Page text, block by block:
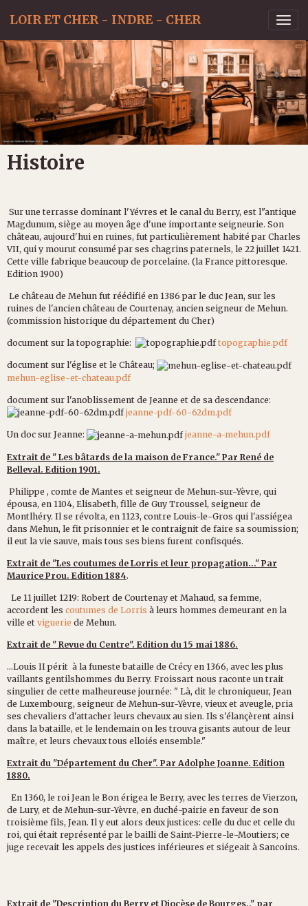
LOIR ET CHER - INDRE - CHER
Histoire
Sur une terrasse dominant l'Yévres et le canal du Berry, est l"antique
Magdunum, siège au moyen âge d'une importante seigneurie. Son
château, aujourd'hui en ruines, fut particulièrement habité par Charles
VII, qui y mourut consumé par ses chagrins paternels, le 22 juillet 1421.
Cette ville fabrique beaucoup de porcelaine. (la France pittoresque.
Edition 1900)
Le château de Mehun fut réédifié en 1386 par le duc Jean, sur les
ruines de l'ancien château de Courtenay, ancien seigneur de Mehun.
(commission historique du département du Cher)
document sur la topographie: topographie.pdf
document sur l'église et le Château;
mehun-eglise-et-chateau.pdf
document sur l'anoblissement de Jeanne et de sa descendance:
jeanne-pdf-60-62dm.pdf
Un doc sur Jeanne: jeanne-a-mehun.pdf
Extrait de " Les bâtards de la maison de France." Par René de
Belleval. Edition 1901.
Philippe , comte de Mantes et seigneur de Mehun-sur-Yèvre, qui
épousa, en 1104, Elisabeth, fille de Guy Troussel, seigneur de
Montlhéry. Il se révolta, en 1123, contre Louis-le-Gros qui l'assiégea
dans Mehun, le fit prisonnier et le contraignit de faire sa soumission;
il eut la vie sauve, mais tous ses biens furent confisqués.
Extrait de "Les coutumes de Lorris et leur propagation..." Par
Maurice Prou. Edition 1884.
Le 11 juillet 1219: Robert de Courtenay et Mahaud, sa femme,
accordent les coutumes de Lorris à leurs hommes demeurant en la
ville et viguerie de Mehun.
Extrait de " Revue du Centre". Edition du 15 mai 1886.
...Louis II périt à la funeste bataille de Crécy en 1366, avec les plus
vaillants gentilshommes du Berry. Froissart nous raconte un trait
singulier de cette malheureuse journée: " Là, dit le chroniqueur, Jean
de Luxembourg, seigneur de Mehun-sur-Yèvre, vieux et aveugle, pria
ses chevaliers d'attacher leurs chevaux au sien. Ils s'élançèrent ainsi
dans la bataille, et le lendemain on les trouva gisants autour de leur
maître, et leurs chevaux tous elloiés ensemble."
Extrait du "Département du Cher". Par Adolphe Joanne. Edition
1880.
En 1360, le roi Jean le Bon érigea le Berry, avec les terres de Vierzon,
de Lury, et de Mehun-sur-Yèvre, en duché-pairie en faveur de son
troisième fils, Jean. Il y eut alors deux justices: celle du duc et celle du
roi, qui était représenté par le bailli de Saint-Pierre-le-Moutiers; ce
juge recevait les appels des justices inférieures et siégeait à Sancoins.
Extrait de "Description du Berry et Diocèse de Bourges.." par